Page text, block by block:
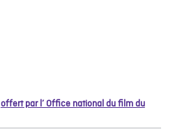
offert par l’ Office national du film du